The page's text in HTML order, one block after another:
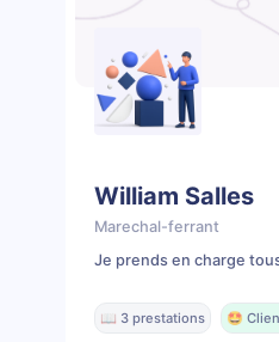
William Salles
Marechal-ferrant
Je prends en charge
📖 3 prestations 🤩